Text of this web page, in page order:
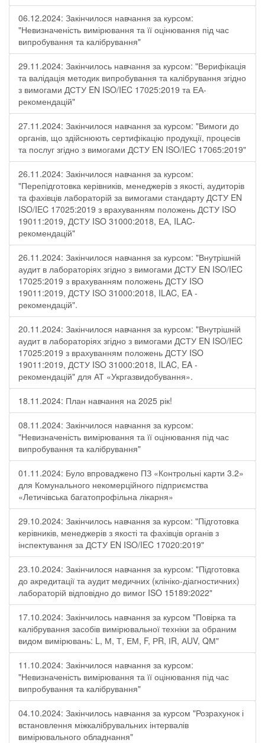
06.12.2024: Закінчилося навчання за курсом:
"Невизначеність вимірювання та її оцінювання під час
випробування та калібрування"
29.11.2024: Закінчилось навчання за курсом: "Верифікація
та валідація методик випробування та калібрування згідно
з вимогами ДСТУ EN ISO/IEC 17025:2019 та ЕА-
рекомендацій"
27.11.2024: Закінчилося навчання за курсом: "Вимоги до
органів, що здійснюють сертифікацію продукції, процесів
та послуг згідно з вимогами ДСТУ EN ISO/IEC 17065:2019"
26.11.2024: Закінчилося навчання за курсом:
"Перепідготовка керівників, менеджерів з якості, аудиторів
та фахівців лабораторій за вимогами стандарту ДСТУ EN
ISO/IEC 17025:2019 з врахуванням положень ДСТУ ISO
19011:2019, ДСТУ ISO 31000:2018, ЕА, ILAC-
рекомендацій"
26.11.2024: Закінчилося навчання за курсом: "Внутрішній
аудит в лабораторіях згідно з вимогами ДСТУ EN ISO/IEC
17025:2019 з врахуванням положень ДСТУ ISO
19011:2019, ДСТУ ISO 31000:2018, ILAC, EA -
рекомендацій".
20.11.2024: Закінчилося навчання за курсом: "Внутрішній
аудит в лабораторіях згідно з вимогами ДСТУ EN ISO/IEC
17025:2019 з врахуванням положень ДСТУ ISO
19011:2019, ДСТУ ISO 31000:2018, ILAC, EA -
рекомендацій" для АТ «Укргазвидобування».
18.11.2024: План навчання на 2025 рік!
08.11.2024: Закінчилося навчання за курсом:
"Невизначеність вимірювання та її оцінювання під час
випробування та калібрування"
01.11.2024: Було впроваджено ПЗ «Контрольні карти 3.2»
для Комунального некомерційного підприємства
«Летичівська багатопрофільна лікарня»
29.10.2024: Закінчилось навчання за курсом: "Підготовка
керівників, менеджерів з якості та фахівців органів з
інспектування за ДСТУ EN ISO/IEC 17020:2019"
23.10.2024: Закінчилося навчання за курсом: "Підготовка
до акредитації та аудит медичних (клініко-діагностичних)
лабораторій відповідно до вимог ISO 15189:2022"
17.10.2024: Закінчилось навчання за курсом "Повірка та
калібрування засобів вимірювальної техніки за обраним
видом вимірювань: L, М, Т, ЕМ, F, РR, ІR, АUV, QМ"
11.10.2024: Закінчилося навчання за курсом:
"Невизначеність вимірювання та її оцінювання під час
випробування та калібрування"
04.10.2024: Закінчилось навчання за курсом "Розрахунок і
встановлення міжкалібрувальних інтервалів
вимірювального обладнання"